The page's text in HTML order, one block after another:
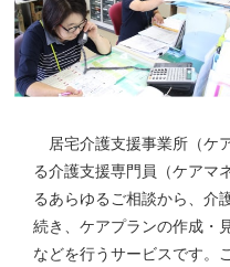
居宅介護支援事業所（ケ
る介護支援専門員（ケアマ
るあらゆるご相談から、介
続き、ケアプランの作成・
などを行うサービスです。